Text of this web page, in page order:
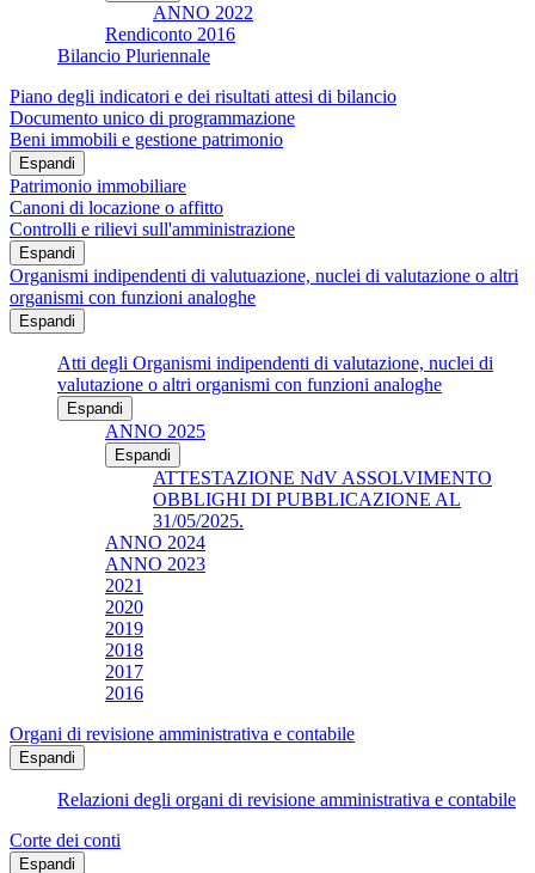
ANNO 2022
Rendiconto 2016
Bilancio Pluriennale
Piano degli indicatori e dei risultati attesi di bilancio
Documento unico di programmazione
Beni immobili e gestione patrimonio
Espandi
Patrimonio immobiliare
Canoni di locazione o affitto
Controlli e rilievi sull'amministrazione
Espandi
Organismi indipendenti di valutuazione, nuclei di valutazione o altri
organismi con funzioni analoghe
Espandi
Atti degli Organismi indipendenti di valutazione, nuclei di
valutazione o altri organismi con funzioni analoghe
Espandi
ANNO 2025
Espandi
ATTESTAZIONE NdV ASSOLVIMENTO
OBBLIGHI DI PUBBLICAZIONE AL
31/05/2025.
ANNO 2024
ANNO 2023
2021
2020
2019
2018
2017
2016
Organi di revisione amministrativa e contabile
Espandi
Relazioni degli organi di revisione amministrativa e contabile
Corte dei conti
Espandi